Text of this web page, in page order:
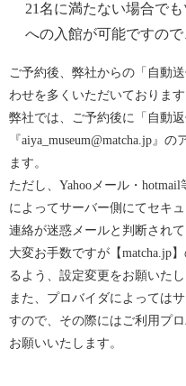
21名に満たない場合で
への入館が可能ですので
ご予約後、弊社からの「自動
わせを多くいただいております
弊社では、ご予約後に「自動
『aiya_museum@matcha.jp』
ます。
ただし、Yahooメール・
によってサーバー側にてセキ
連絡が迷惑メールと判断され
大変お手数ですが【matcha.jp
るよう、設定変更をお願いたし
また、プロバイダによっては
すので、その際にはご利用プ
お願いいたします。